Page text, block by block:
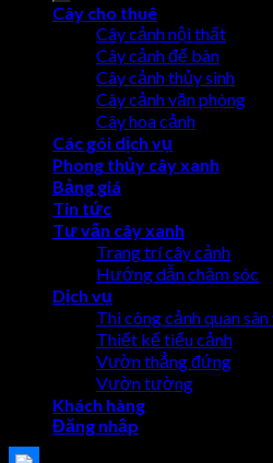
Cây cho thuê
Cây cảnh nội thất
Cây cảnh để bàn
Cây cảnh thủy sinh
Cây cảnh văn phòng
Cây hoa cảnh
Các gói dịch vụ
Phong thủy cây xanh
Bảng giá
Tin tức
Tư vấn cây xanh
Trang trí cây cảnh
Hướng dẫn chăm sóc
Dịch vụ
Thi công cảnh quan
Thiết kế tiểu cảnh
Vườn thẳng đứng
Vườn tường
Khách hàng
Đăng nhập